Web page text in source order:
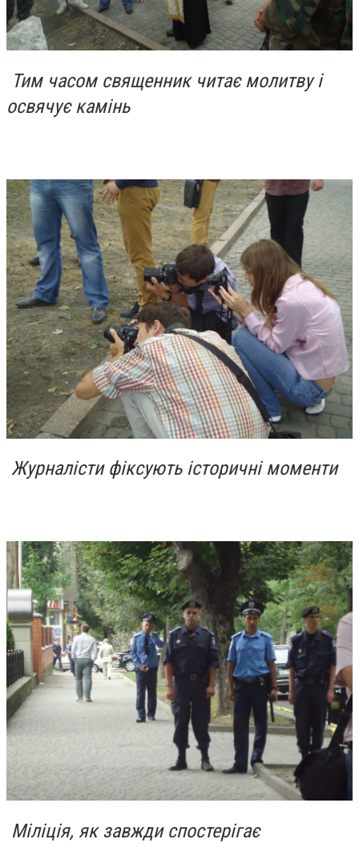
Тим часом священник читає молитву і
освячує камінь
Журналісти фіксують історичні моменти
Міліція, як завжди спостерігає